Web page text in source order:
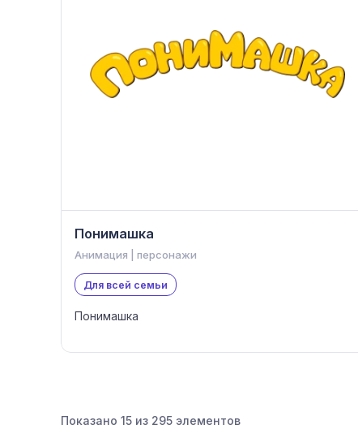
Понимашка
Анимация | персонажи
Для всей семьи
Понимашка
Показано 15 из 295 элементов